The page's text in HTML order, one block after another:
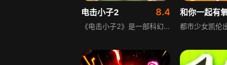
电击小子2 8.4
《电击小子2》是一部科幻冒险动画，讲述五年级学生小光参加电视游戏节目时，意外在一幢大屋里遇到来自未来的多功能机器人卡比，从此小光的生活发生巨大变化。卡比从未来来到现代身负重要任务，同时也引来未来野心科学家神秘人派出的机器人路比追踪。小光与卡比携手，在现代世界展开了一系列充满惊险与趣味的冒险，共同应对来自未来的危机。